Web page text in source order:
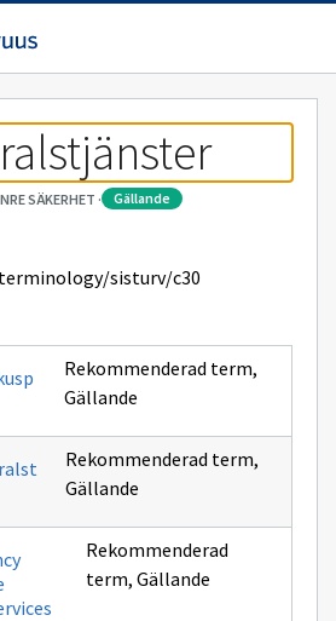
SÄKERHET· gällande
sisturv/c30
Rekommenderad term,
Gällande
Rekommenderad term,
Gällande
Rekommenderad
term, Gällande